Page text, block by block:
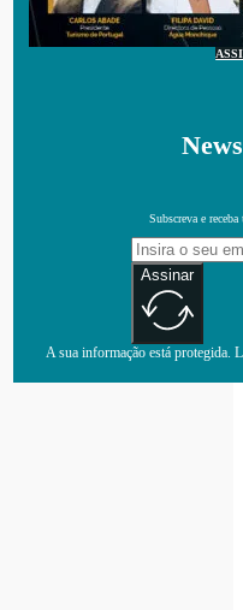
Subscreva e
Assinar
A sua informação está protegida.